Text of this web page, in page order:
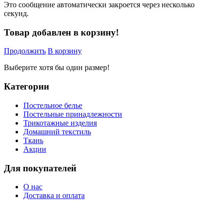
Это сообщение автоматически закроется через несколько
секунд.
Товар добавлен в корзину!
Продолжить В корзину
Выберите хотя бы один размер!
Категории
Постельное белье
Постельные принадлежности
Трикотажные изделия
Домашний текстиль
Ткань
Акции
Для покупателей
О нас
Доставка и оплата